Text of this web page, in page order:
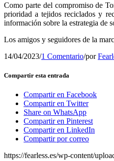
Como parte del compromiso de
prioridad a tejidos reciclados y
información sobre la estrategia de
Los amigos y seguidores de la
14/04/2023/1 Comentario/por
Compartir esta entrada
Compartir en Facebook
Compartir en Twitter
Share on WhatsApp
Compartir en Pinterest
Compartir en LinkedIn
Compartir por correo
https://fearless.es/wp-content/